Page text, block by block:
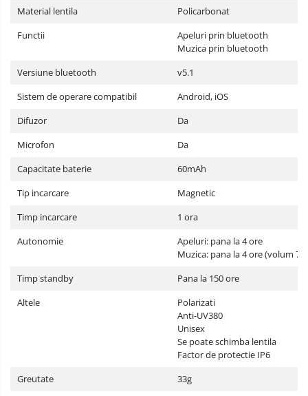
Material lentila
Policarbonat
Functii
Apeluri prin bluetooth
Muzica prin bluetooth
Versiune bluetooth
v5.1
Sistem de operare compatibil
Android, iOS
Difuzor
Da
Microfon
Da
Capacitate baterie
60mAh
Tip incarcare
Magnetic
Timp incarcare
1 ora
Autonomie
Apeluri: pana la 4 ore
Muzica: pana la 4 ore (volum
Timp standby
Pana la 150 ore
Altele
Polarizati
Anti-UV380
Unisex
Se poate schimba lentila
Factor de protectie IP6
Greutate
33g